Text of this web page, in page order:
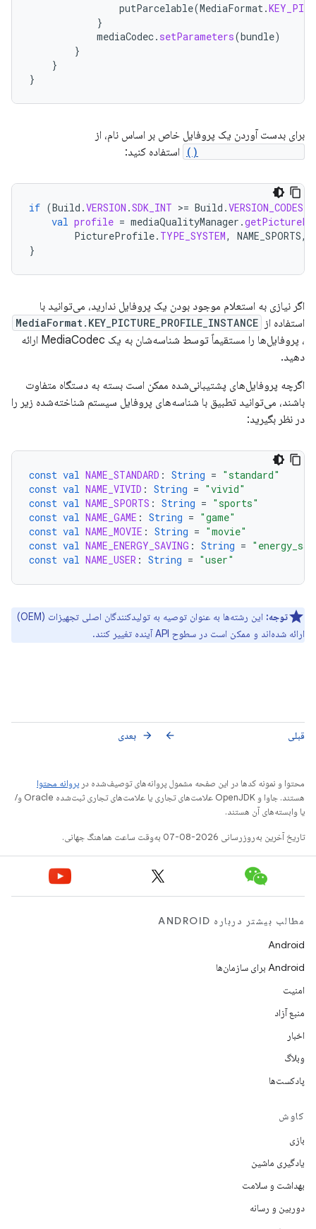
putParcelable(MediaFormat.
}
mediaCodec. setParameters(bundle)
}
}
}
برای بدست آوردن یک پروفایل خاص بر اساس نام، از
استفاده کنید:
if (Build .VERSION .SDK_INT >= Build .VERSION_CODES
val profile = mediaQualityManager .
PictureProfile. TYPE_SYSTEM, NAME_SPORTS,
}
اگر نیازی به استعلام موجود بودن یک پروفایل ندارید، می‌توانید با
استفاده از MediaFormat.KEY_PICTURE_PROFILE_INSTANCE
، پروفایل‌ها را مستقیماً توسط شناسه‌شان به یک MediaCodec ارائه
دهید.
اگرچه پروفایل‌های پشتیبانی‌شده ممکن است بسته به دستگاه متفاوت
باشند، می‌توانید تطبیق با شناسه‌های پروفایل سیستم شناخته‌شده زیر را
در نظر بگیرید:
const val NAME_STANDARD : String = "standard"
const val NAME_VIVID : String = "vivid"
const val NAME_SPORTS : String = "sports"
const val NAME_GAME : String = "game"
const val NAME_MOVIE : String = "movie"
const val NAME_ENERGY_SAVING : String =
const val NAME_USER : String = "user"
توجه:
این رشته‌ها به عنوان توصیه به تولیدکنندگان اصلی تجهیزات (OEM)
ارائه شده‌اند و ممکن است در سطوح API آینده تغییر کنند.
قبلی arrow_back بعدی arrow_forward
محتوا و نمونه کدها در این صفحه مشمول پروانه‌های توصیف‌شده در پروانه محتوا
هستند. جاوا و OpenJDK علامت‌های تجاری یا علامت‌های تجاری ثبت‌شده Oracle و/
یا وابسته‌های آن هستند.
تاریخ آخرین به‌روزرسانی 2026-08-07 به‌وقت ساعت هماهنگ جهانی.
مطالب بیشتر درباره ANDROID
Android
Android برای سازمان‌ها
امنیت
منبع آزاد
اخبار
وبلاگ
پادکست‌ها
کاوش
بازی
یادگیری ماشین
بهداشت و سلامت
دوربین و رسانه